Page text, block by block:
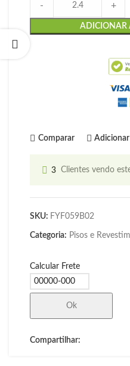
- +
ADICIONAR
Comparar
3 Clientes vendo
SKU: FYF059B02
Categoria: Pisos e
Calcular Frete
Ok
Compartilhar: